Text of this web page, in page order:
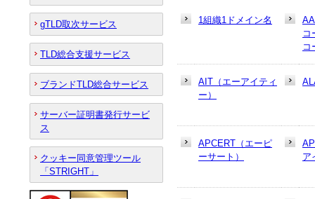
1組織1ドメイン名
コ
コ
AIT（エーアイティ
ー）
APCERT（エーピ
ーサート）
ア
gTLD取次サービス
TLD総合支援サービス
ブランドTLD総合サービス
サーバー証明書発行サービ
ス
クッキー同意管理ツール
「STRIGHT」